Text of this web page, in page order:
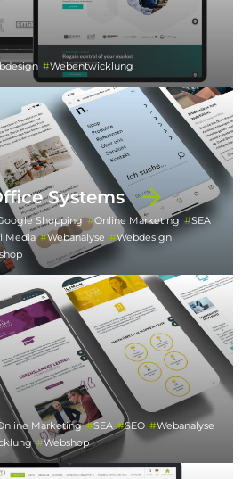
Webentwicklung
Systems
Shopping Online Marketing
SEA
Media Webanalyse
Webdesign
Marketing SEA SEO
Webanalyse
Webshop